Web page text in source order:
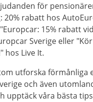
för
20% rabatt hos
15% rabatt
Sverige eller
hos Live It.
utforska förmånliga
och även
upptäck våra bästa